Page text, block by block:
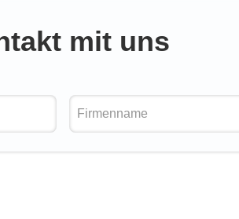
mit uns